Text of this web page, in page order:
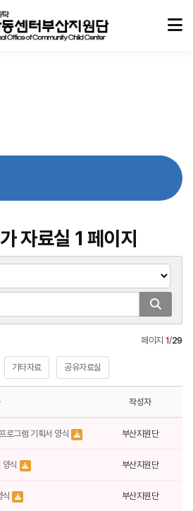
자료실 1 페이지
페이지 1/29
기타자료 공유자료실
작성자
로그램 기획서 양식 부산지원단
식 부산지원단
식 부산지원단